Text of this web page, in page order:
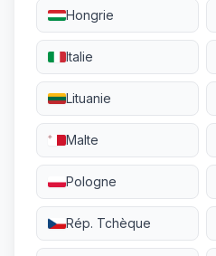
Hongrie
Italie
Lituanie
Malte
Pologne
Rép. Tchèque